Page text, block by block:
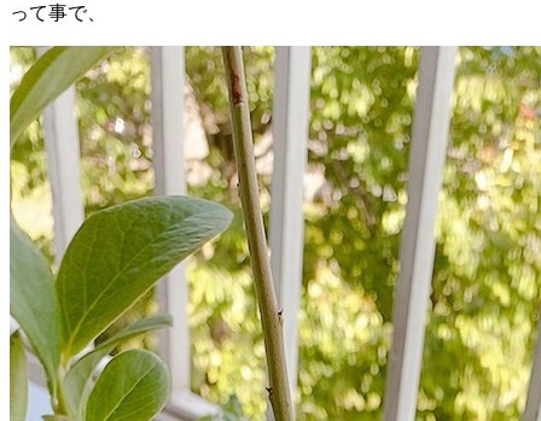
って事で、